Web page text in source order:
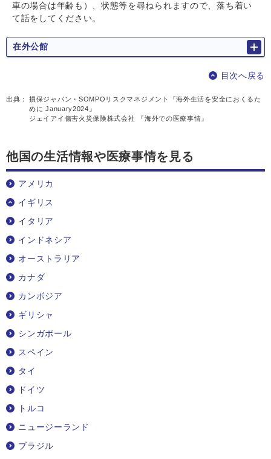
車の場合は年齢も）、状態等を尋ねられますので、落ち着い
て話をしてください。
在外公館
目次へ戻る
出典：
損保ジャパン・SOMPOリスクマネジメント『海外生活を安全におくるた
めに January2024』
ジェイアイ傷害火災保険株式会社 『海外での医療事情』
他国の生活情報や医療事情を見る
アメリカ
イギリス
イタリア
インドネシア
オーストラリア
カナダ
カンボジア
ギリシャ
シンガポール
スペイン
タイ
ドイツ
トルコ
ニュージーランド
ブラジル